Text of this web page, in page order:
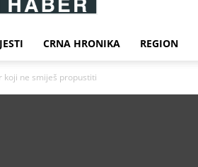
CRNA HRONIKA REGION
koji ne smiješ propustiti